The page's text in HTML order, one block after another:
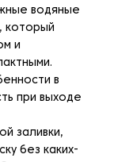
водяные
который
и
в
при выходе
заливки,
без каких-